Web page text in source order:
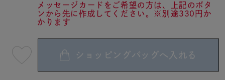
メッセージカードをご希望の方は、上記のボタ
ンから先に作成してください。※別途330円か
かります
08
ショッピングバッグへ入れる